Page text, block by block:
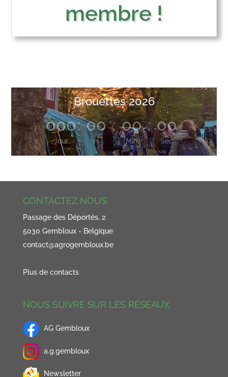
membre !
Brouettes 2026
000
Jour
: 00
H
: 00
Min
: 00
Sec
CONTACTEZ NOUS
Passage des Déportés, 2
5030 Gembloux - Belgique
contact@agrogembloux.be
Plus de contacts
NOUS SUIVRE SUR LES RÉSEAUX
AG Gembloux
a.g.gembloux
Newsletter